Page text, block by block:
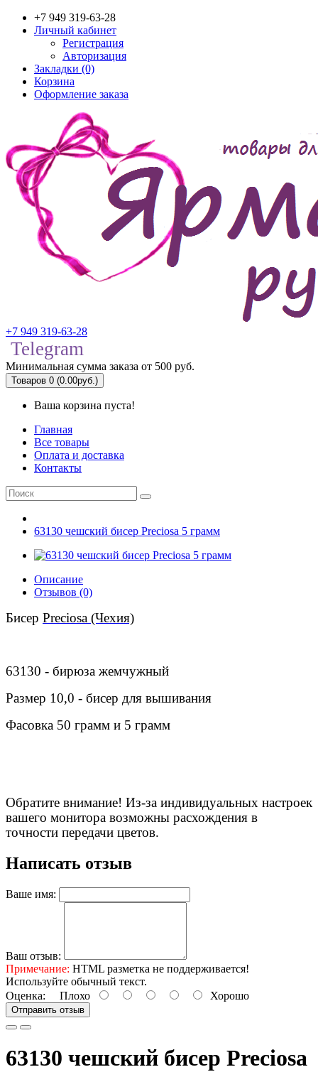
+7 949 319-63-28
Личный кабинет
Регистрация
Авторизация
Закладки (0)
Корзина
Оформление заказа
+7 949 319-63-28
Telegram
Минимальная сумма заказа от 500 руб.
Товаров 0 (0.00руб.)
Ваша корзина пуста!
Главная
Все товары
Оплата и доставка
Контакты
63130 чешский бисер Preciosa 5 грамм
Описание
Отзывов (0)
Бисер Preciosa (Чехия)
63130 - бирюза жемчужный
Размер 10,0 - бисер для вышивания
Фасовка 50 грамм и 5 грамм
Обратите внимание! Из-за индивидуальных настроек
вашего монитора возможны расхождения в
точности передачи цветов.
Написать отзыв
Ваше имя:
Ваш отзыв:
Примечание: HTML разметка не поддерживается!
Используйте обычный текст.
Оценка: Плохо Хорошо
Отправить отзыв
63130 чешский бисер Preciosa